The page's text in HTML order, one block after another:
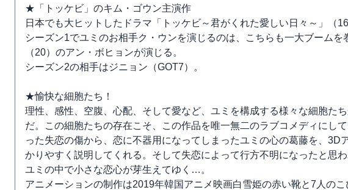
★「トッケビ」のキム・ゴウン主演作
日本でも大ヒットしたドラマ「トッケビ～君がくれた愛しい日々～」（
シーズン1でユミのお相手ク・ウンを演じるのは、こちらも一大ブームを
（20）のアン・ボヒョンが演じる。
シーズン2の相手はジニョン（GOT7）。
★愉快な細胞たち！
理性、感性、空腹、心配、そして愛など、ユミを構成する様々な細胞た
だ。この細胞たちの存在こそ、この作品を唯一無二のラブコメディにし
った失恋の傷から、恋に不器用になってしまったユミの心の葛藤を、3D
かりやすく説明してくれる。そして失恋によって行方不明になったと思
ユミの中で小さな恋心が芽生えてゆく…。
アニメーションの制作は2019年韓国アニメ映画白雪姫の赤い靴と7人の